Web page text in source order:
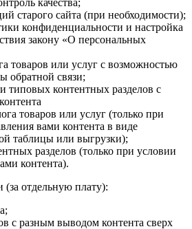
старого сайта (при необходимости);
конфиденциальности и настройка
закону «О персональных
товаров или услуг с возможностью
обратной связи;
типовых контентных разделов с
товаров или услуг (только при
вами контента в виде
таблицы или выгрузки);
разделов (только при условии
контента).
отдельную плату):
с разным выводом контента сверх